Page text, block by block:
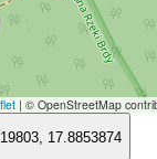
| © OpenStreetMap
17.8853874